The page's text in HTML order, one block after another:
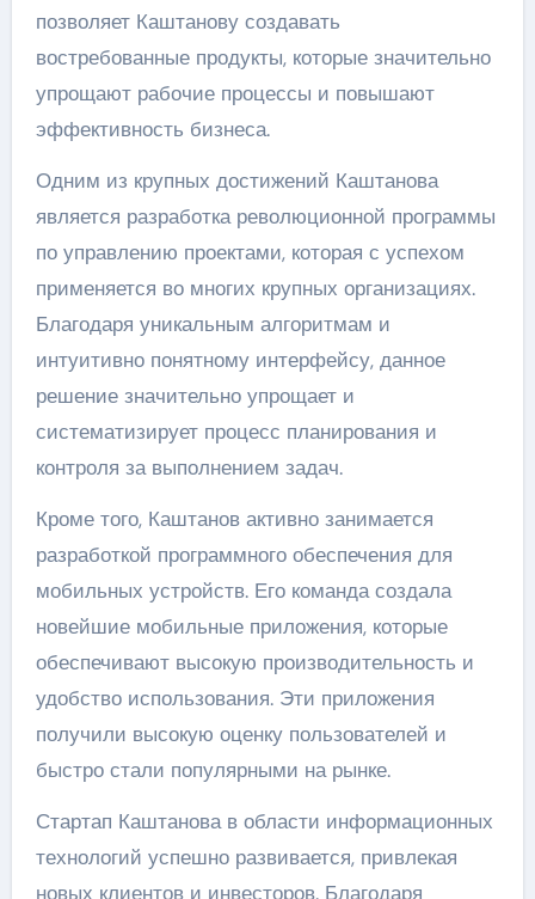
позволяет Каштанову создавать
востребованные продукты, которые значительно
упрощают рабочие процессы и повышают
эффективность бизнеса.
Одним из крупных достижений Каштанова
является разработка революционной программы
по управлению проектами, которая с успехом
применяется во многих крупных организациях.
Благодаря уникальным алгоритмам и
интуитивно понятному интерфейсу, данное
решение значительно упрощает и
систематизирует процесс планирования и
контроля за выполнением задач.
Кроме того, Каштанов активно занимается
разработкой программного обеспечения для
мобильных устройств. Его команда создала
новейшие мобильные приложения, которые
обеспечивают высокую производительность и
удобство использования. Эти приложения
получили высокую оценку пользователей и
быстро стали популярными на рынке.
Стартап Каштанова в области информационных
технологий успешно развивается, привлекая
новых клиентов и инвесторов. Благодаря